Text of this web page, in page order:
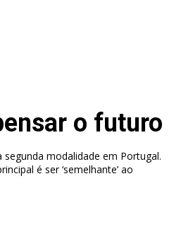
o futuro
segunda modalidade em Portugal.
é ser ‘semelhante’ ao